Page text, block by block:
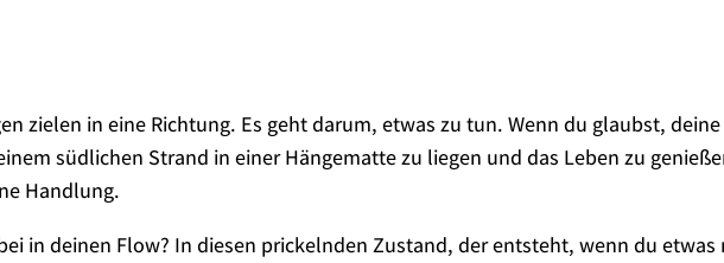
zielen in eine Richtung. Es geht darum, etwas zu tun. Wenn du glaubst, deine
südlichen Strand in einer Hängematte zu liegen und das Leben zu
Handlung.
in deinen Flow? In diesen prickelnden Zustand, der entsteht, wenn du etwas